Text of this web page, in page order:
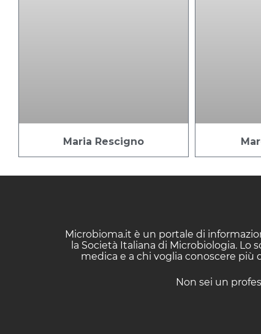
Maria Rescigno
Microbioma.it è un portale di
la Società Italiana di Microbiologia.
medica e a chi voglia conoscere
Non sei un